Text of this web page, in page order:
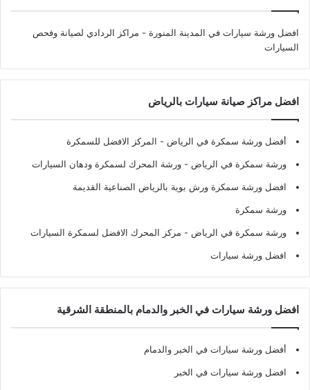
افضل ورشة سيارات في المدينة المنورة - مراكز الردادي لصيانة وفحص
السيارات
افضل مراكز صيانة سيارات بالرياض
أفضل ورشة سمكرة في الرياض - المركز الافضل للسمكرة
ورشة سمكرة في الرياض - ورشة المحرك لسمكرة ودهان السيارات
افضل ورشة سمكرة ورش بوية بالرياض الصناعية القديمة
ورشة سمكرة
ورشة سمكرة في الرياض - مركز المحرك الافضل لسمكرة السيارات
افضل ورشة سيارات
افضل ورشة سيارات في الخبر والدمام بالمنطقة الشرقية
أفضل ورشة سيارات في الخبر والدمام
افضل ورشة سيارات في الخبر